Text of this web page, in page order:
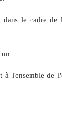
le cadre
à l'ensemble de